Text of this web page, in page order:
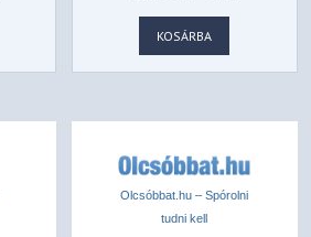
KOSÁRBA
Olcsóbbat.hu – Spórolni
tudni kell